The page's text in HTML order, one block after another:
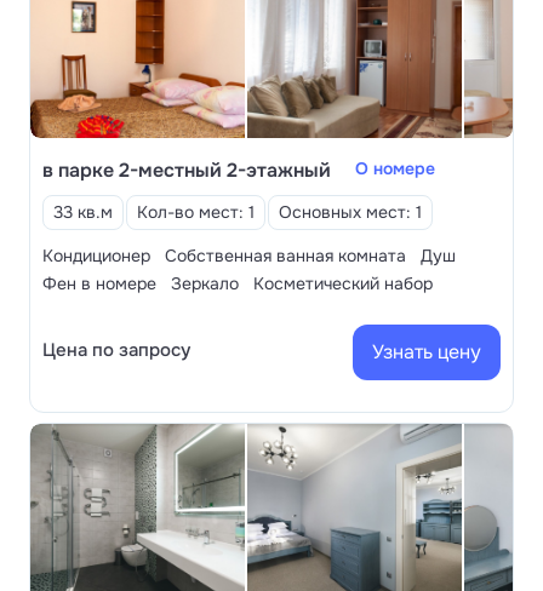
в парке 2-местный 2-этажный
О номере
33 кв.м
Кол-во мест: 1
Основных мест: 1
Кондиционер
Собственная ванная комната
Душ
Фен в номере
Зеркало Косметический набор
Цена по запросу Узнать цену